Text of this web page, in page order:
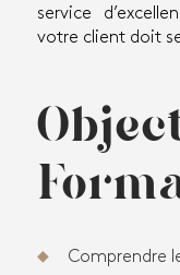
service
votre client doit
Comprendre